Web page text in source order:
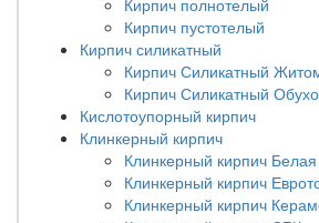
Кирпич пустотелый
Кирпич силикатный
Кирпич Силикатный
Кирпич Силикатный
Кислотоупорный кирпич
Клинкерный кирпич
Клинкерный кирпич
Клинкерный кирпич
Клинкерный кирпич